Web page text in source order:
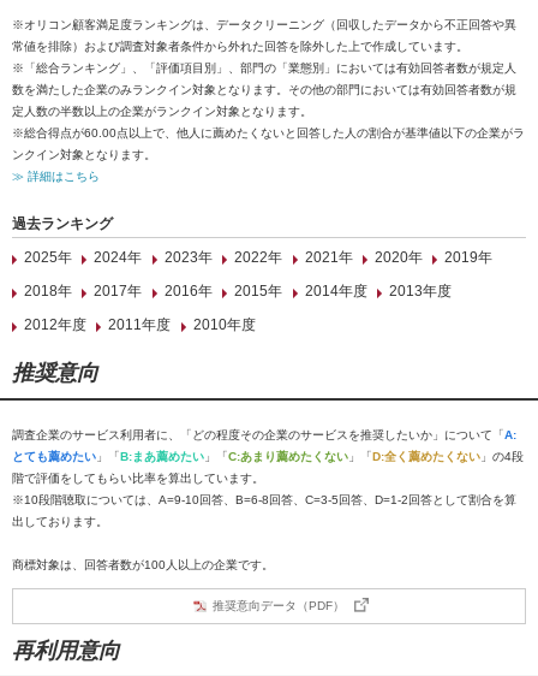
※オリコン顧客満足度ランキングは、データクリーニング（回収したデータから不正回答や異
常値を排除）および調査対象者条件から外れた回答を除外した上で作成しています。
※「総合ランキング」、「評価項目別」、部門の「業態別」においては有効回答者数が規定人
数を満たした企業のみランクイン対象となります。その他の部門においては有効回答者数が規
定人数の半数以上の企業がランクイン対象となります。
※総合得点が60.00点以上で、他人に薦めたくないと回答した人の割合が基準値以下の企業がラ
ンクイン対象となります。
≫ 詳細はこちら
過去ランキング
2025年
2024年 2023年 2022年 2021年 2020年
2019年
2018年
2017年 2016年 2015年 2014年度
2013年度
2012年度
2011年度 2010年度
推奨意向
調査企業のサービス利用者に、「どの程度その企業のサービスを推奨したいか」について「A:
とても薦めたい 」「B:まあ薦めたい 」「C:あまり薦めたくない 」「D:全く薦めたくない 」の4段
階で評価をしてもらい比率を算出しています。
※10段階聴取については、A=9-10回答、B=6-8回答、C=3-5回答、D=1-2回答として割合を算
出しております。
商標対象は、回答者数が100人以上の企業です。
推奨意向データ（PDF）
再利用意向